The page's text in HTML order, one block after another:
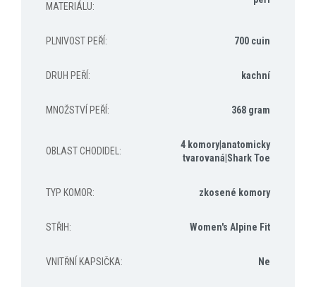
MATERIÁLU:
PLNIVOST PEŘÍ : 700 cuin
DRUH PEŘÍ : kachní
MNOŽSTVÍ PEŘÍ : 368 gram
OBLAST CHODIDEL :
4 komory|anatomicky
tvarovaná|Shark Toe
TYP KOMOR: zkosené komory
STŘIH: Women's Alpine Fit
VNITŘNÍ KAPSIČKA: Ne